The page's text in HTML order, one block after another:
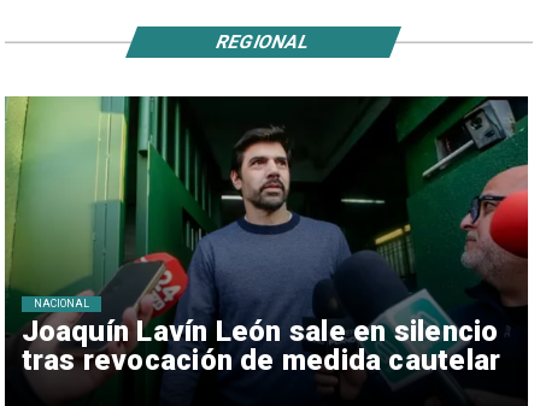
Joaquín Lavín León sale en silencio
tras revocación de medida cautelar
NACIONAL
REGIONAL